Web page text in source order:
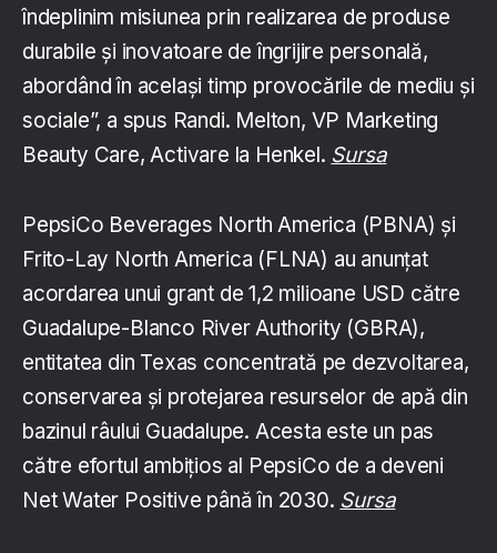
îndeplinim misiunea prin realizarea de produse
durabile și inovatoare de îngrijire personală,
abordând în același timp provocările de mediu și
sociale”, a spus Randi. Melton, VP Marketing
Beauty Care, Activare la Henkel. Sursa
PepsiCo Beverages North America (PBNA) și
Frito-Lay North America (FLNA) au anunțat
acordarea unui grant de 1,2 milioane USD către
Guadalupe-Blanco River Authority (GBRA),
entitatea din Texas concentrată pe dezvoltarea,
conservarea și protejarea resurselor de apă din
bazinul râului Guadalupe. Acesta este un pas
către efortul ambițios al PepsiCo de a deveni
Net Water Positive până în 2030. Sursa